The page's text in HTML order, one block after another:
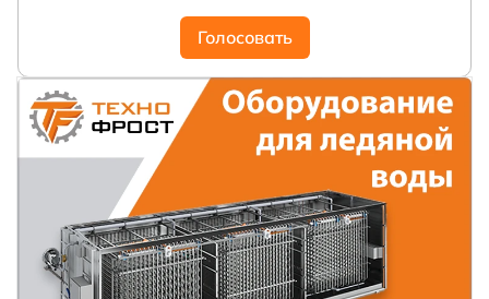
Голосовать